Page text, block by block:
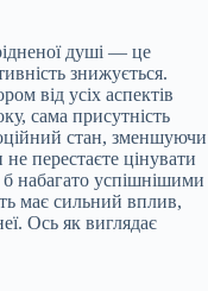
душі — це
знижується.
від усіх аспектів
сама присутність
стан, зменшуючи
перестаєте цінувати
б набагато успішнішими
має сильний вплив,
Ось як виглядає